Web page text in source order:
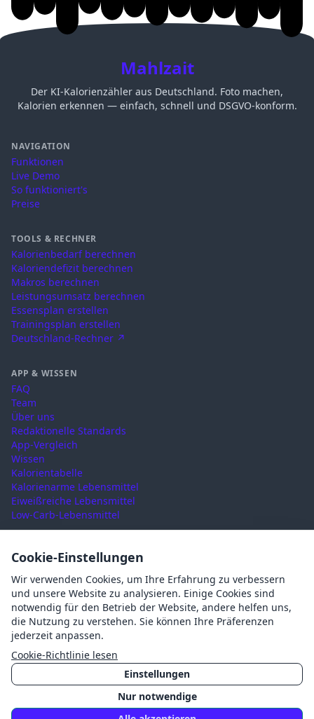
Mahlzait
Der KI-Kalorienzähler aus Deutschland. Foto machen,
Kalorien erkennen — einfach, schnell und DSGVO-konform.
NAVIGATION
Funktionen
Live Demo
So funktioniert's
Preise
TOOLS & RECHNER
Kalorienbedarf berechnen
Kaloriendefizit berechnen
Makros berechnen
Leistungsumsatz berechnen
Essensplan erstellen
Trainingsplan erstellen
Deutschland-Rechner ↗
APP & WISSEN
FAQ
Team
Über uns
Redaktionelle Standards
App-Vergleich
Wissen
Kalorientabelle
Kalorienarme Lebensmittel
Eiweißreiche Lebensmittel
Low-Carb-Lebensmittel
RECHTLICHES
Nutzungsbedingungen
Datenschutz
Impressum
AGB
Cookies
Cookie-Einstellungen
©2026Mahlzait · Made with ❤️ in Germany
Cookie-Einstellungen
Wir verwenden Cookies, um Ihre Erfahrung zu verbessern
und unsere Website zu analysieren. Einige Cookies sind
notwendig für den Betrieb der Website, andere helfen uns,
die Nutzung zu verstehen. Sie können Ihre Präferenzen
jederzeit anpassen.
Cookie-Richtlinie lesen
Einstellungen
Nur notwendige